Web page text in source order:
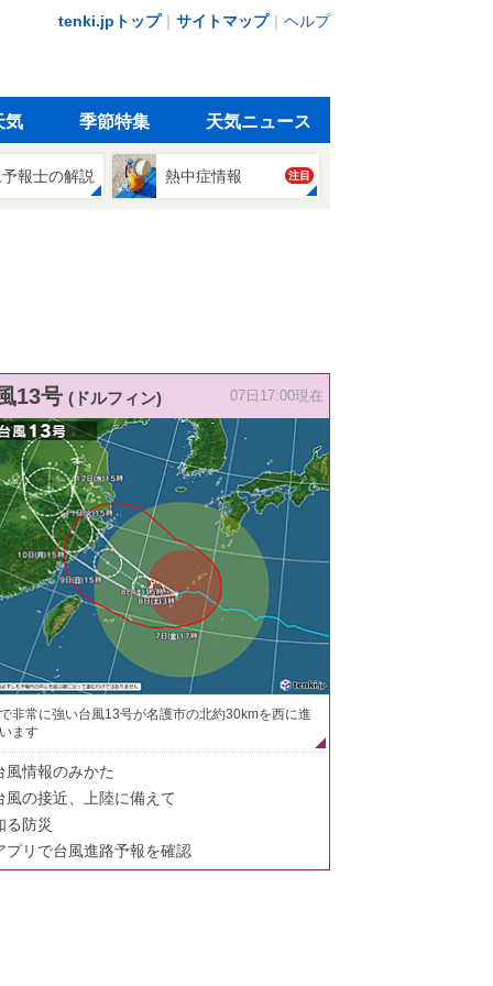
tenki.jpトップ｜ サイトマップ｜ ヘルプ
気 季節特集 天気ニュース
報士の解説 熱中症情報 注目
13号 (ドルフィン) 07日17:00現在
非常に強い台風13号が名護市の北約30kmを西に進
ます
風情報のみかた
風の接近、上陸に備えて
る防災
プリで台風進路予報を確認